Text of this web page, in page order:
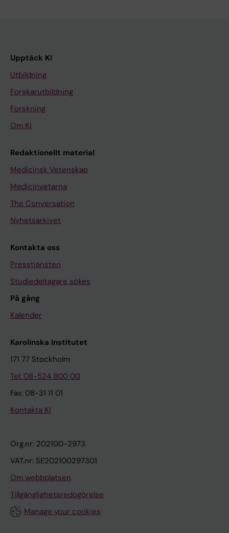
Upptäck KI
Utbildning
Forskarutbildning
Forskning
Om KI
Redaktionellt material
Medicinsk Vetenskap
Medicinvetarna
The Conversation
Nyhetsarkivet
Kontakta oss
Presstjänsten
Studiedeltagare sökes
På gång
Kalender
Karolinska Institutet
171 77 Stockholm
Tel: 08-524 800 00
Fax: 08-31 11 01
Kontakta KI
Org.nr: 202100-2973
VAT.nr: SE202100297301
Om webbplatsen
Tillgänglighetsredogörelse
Manage your cookies